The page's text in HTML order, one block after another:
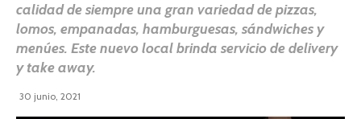
calidad de siempre una gran variedad de pizzas,
lomos, empanadas, hamburguesas, sándwiches y
menúes. Este nuevo local brinda servicio de delivery
y take away.
30 junio, 2021